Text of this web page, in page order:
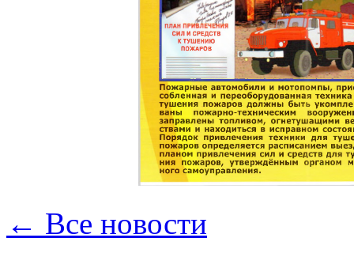
← Все новости